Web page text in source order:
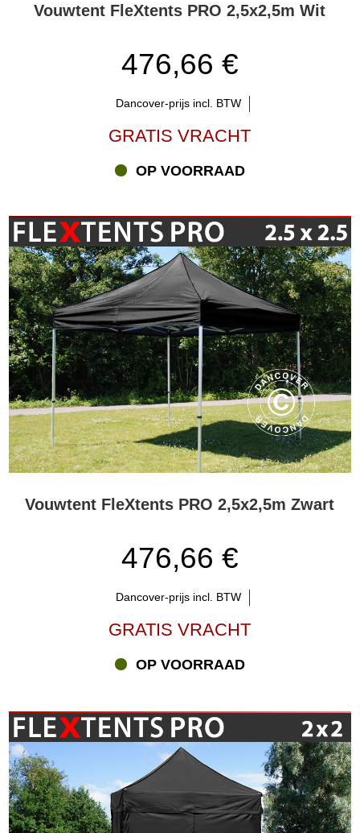
Vouwtent FleXtents PRO 2,5x2,5m Wit
476,66 €
Dancover-prijs incl. BTW
GRATIS VRACHT
OP VOORRAAD
Vouwtent FleXtents PRO 2,5x2,5m Zwart
476,66 €
Dancover-prijs incl. BTW
GRATIS VRACHT
OP VOORRAAD